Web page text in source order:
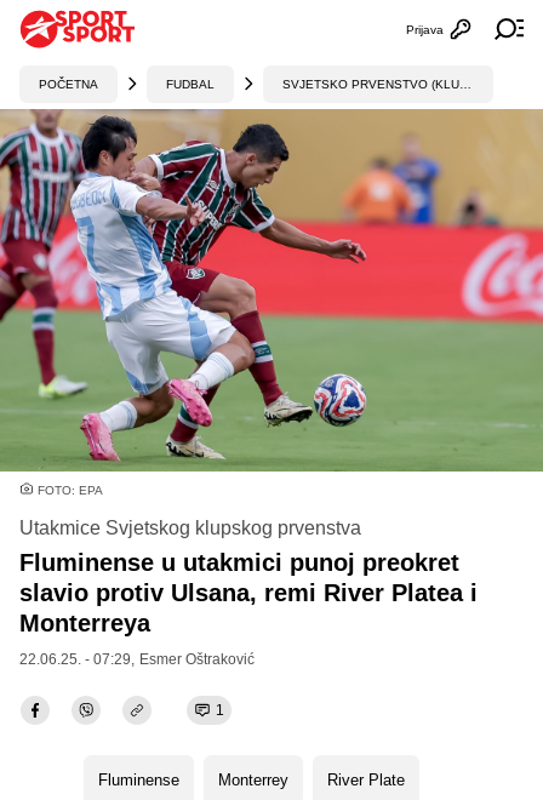
Otvori
Prijava
POČETNA FUDBAL
FOTO: EPA
Utakmice Svjetskog klupskog prvenstva
Fluminense u utakmici punoj preokret
slavio protiv Ulsana, remi River Platea i
Monterreya
22.06.25. - 07:29, Esmer Oštraković
1
Fluminense Monterrey River Plate